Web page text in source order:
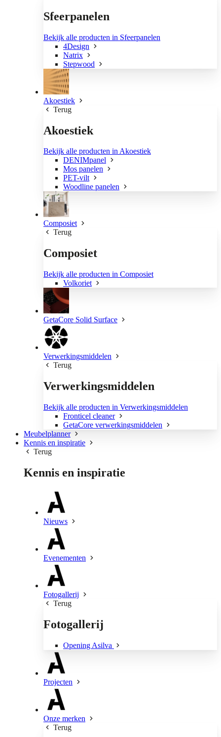
Sfeerpanelen
Bekijk alle producten in Sfeerpanelen
4Design
Natrix
Stepwood
Akoestiek
Terug
Akoestiek
Bekijk alle producten in Akoestiek
DENIMpanel
Mos panelen
PET-vilt
Woodline panelen
Composiet
Terug
Composiet
Bekijk alle producten in Composiet
Volkoriet
GetaCore Solid Surface
Verwerkingsmiddelen
Terug
Verwerkingsmiddelen
Bekijk alle producten in Verwerkingsmiddelen
Fronticel cleaner
GetaCore verwerkingsmiddelen
Meubelplanner
Kennis en inspiratie
Terug
Kennis en inspiratie
Nieuws
Evenementen
Fotogallerij
Terug
Fotogallerij
Opening Asilva
Projecten
Onze merken
Terug